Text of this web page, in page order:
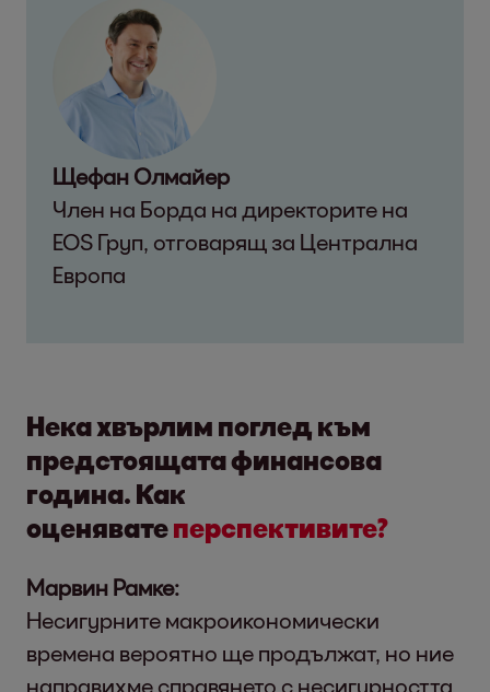
Щефан Олмайер
Член на Борда на директорите на
EOS Груп, отговарящ за Централна
Европа
Нека хвърлим поглед към
предстоящата финансова
година. Как
оценяватеперспективите?
Марвин Рамке:
Несигурните макроикономически
времена вероятно ще продължат, но ние
направихме справянето с несигурността